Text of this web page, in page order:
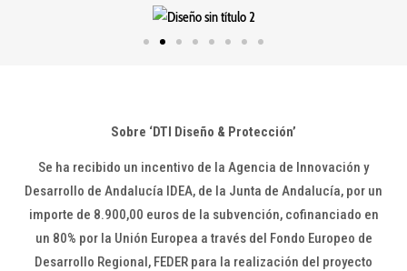
Sobre ‘DTI Diseño & Protección’
Se ha recibido un incentivo de la Agencia de Innovación y
Desarrollo de Andalucía IDEA, de la Junta de Andalucía, por un
importe de 8.900,00 euros de la subvención, cofinanciado en
un 80% por la Unión Europea a través del Fondo Europeo de
Desarrollo Regional, FEDER para la realización del proyecto